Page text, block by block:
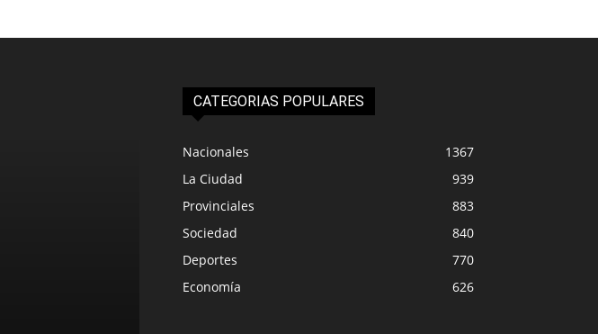
CATEGORIAS POPULARES
Nacionales
1367
La Ciudad
939
Provinciales
883
Sociedad
840
Deportes
770
Economía
626